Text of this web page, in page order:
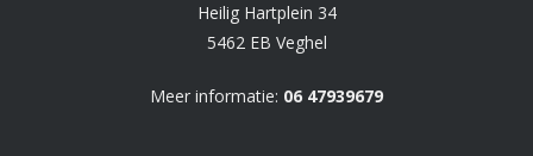
Heilig Hartplein 34
5462 EB Veghel
Meer informatie: 06 47939679